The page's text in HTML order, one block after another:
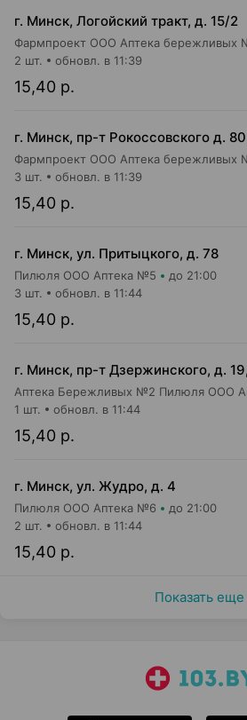
г. Минск, Логойский тракт, д. 15/2
Фармпроект ООО Аптека бережливых
15,40 р.
2 шт. обновл. в 11:39
г. Минск, пр-т Рокоссовского д.
Фармпроект ООО Аптека бережливых
15,40 р.
3 шт. обновл. в 11:39
г. Минск, ул. Притыцкого, д. 78
Пилюля ООО Аптека №5 до 21:00
15,40 р.
3 шт. обновл. в 11:44
г. Минск, пр-т Дзержинского, д.
15,40 р.
1 шт. обновл. в 11:44
г. Минск, ул. Жудро, д. 4
Пилюля ООО Аптека №6 до 21:00
15,40 р.
2 шт. обновл. в 11:44
Показать еще